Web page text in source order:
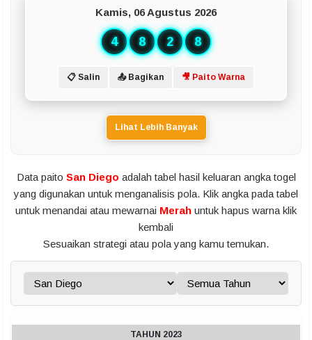
Kamis, 06 Agustus 2026
4 8 2 8
📋 Salin 📤 Bagikan 🎥 Paito Warna
Lihat Lebih Banyak
Data paito San Diego adalah tabel hasil keluaran angka togel
yang digunakan untuk menganalisis pola. Klik angka pada tabel
untuk menandai atau mewarnai Merah untuk hapus warna klik
kembali
Sesuaikan strategi atau pola yang kamu temukan.
TAHUN 2023